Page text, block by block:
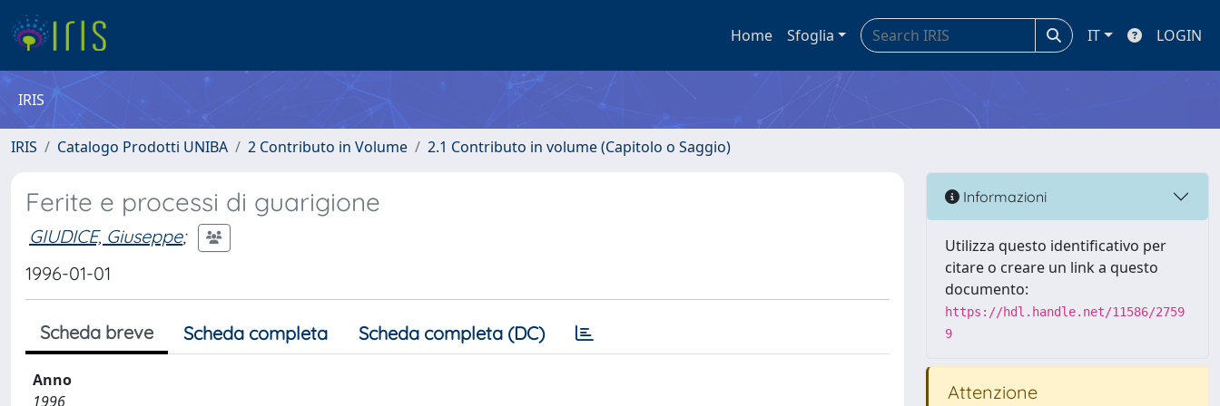
Home Sfoglia IT LOGIN
IRIS
IRIS Catalogo Prodotti UNIBA 2 Contributo in Volume 2.1 Contributo in volume (Capitolo o Saggio)
Ferite e processi di guarigione
GIUDICE, Giuseppe;
1996-01-01
Scheda breve Scheda completa Scheda completa (DC)
Anno
1996
Informazioni
Utilizza questo identificativo per
citare o creare un link a questo
documento:
https://hdl.handle.net/11586/2759
9
Attenzione